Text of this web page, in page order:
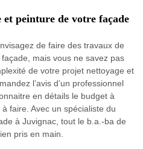
peinture de votre façade
de faire des travaux de
mais vous ne savez pas
de votre projet nettoyage et
l’avis d’un professionnel
en détails le budget à
faire. Avec un spécialiste du
à Juvignac, tout le b.a.-ba de
pris en main.